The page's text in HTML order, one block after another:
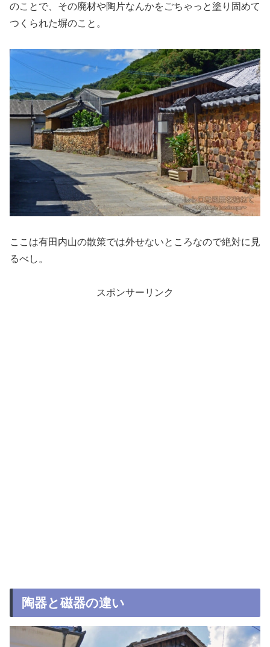
のことで、その廃材や陶片なんかをごちゃっと塗り固めて
つくられた塀のこと。
ここは有田内山の散策では外せないところなので絶対に見
るべし。
スポンサーリンク
陶器と磁器の違い